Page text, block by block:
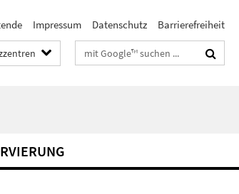
Impressum Datenschutz Barrierefreiheit
Suchbegriffe